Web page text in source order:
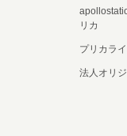
リカ
プリカラ
法人オリ